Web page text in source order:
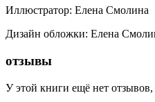
Иллюстратор: Елена Смолина
Дизайн обложки: Елена
отзывы
У этой книги ещё нет